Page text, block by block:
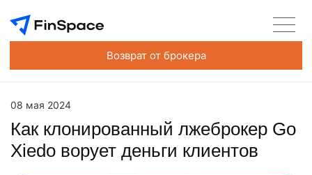
Возврат от брокера
08 мая 2024
Как клонированный лжеброкер Go
Xiedo ворует деньги клиентов